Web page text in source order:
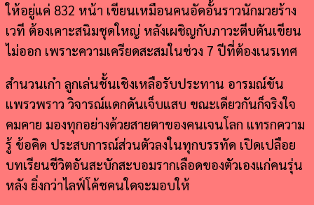
ให้อยู่แค่ 832 หน้า เขียนเหมือนคนอัดอั้นราวนักมวยร้าง
เวที ต้องเคาะสนิมชุดใหญ่ หลังเผชิญกับภาวะตีบตันเขียน
ไม่ออก เพราะความเครียดสะสมในช่วง 7 ปีที่ต้องเนรเทศ
สำนวนเก๋า ลูกเล่นชั้นเชิงเหลือรับประทาน อารมณ์ขัน
แพรวพราว วิจารณ์แดกดันเจ็บแสบ ขณะเดียวกันก็จริงใจ
คมคาย มองทุกอย่างด้วยสายตาของคนเจนโลก แทรกความ
รู้ ข้อคิด ประสบการณ์ส่วนตัวลงในทุกบรรทัด เปิดเปลือย
บทเรียนชีวิตอันสะบักสะบอมรากเลือดของตัวเองแก่คนรุ่น
หลัง ยิ่งกว่าไลฟ์โค้ชคนใดจะมอบให้